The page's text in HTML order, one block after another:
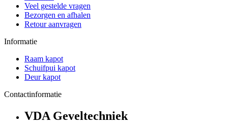
Veel gestelde vragen
Bezorgen en afhalen
Retour aanvragen
Informatie
Raam kapot
Schuifpui kapot
Deur kapot
Contactinformatie
VDA Geveltechniek